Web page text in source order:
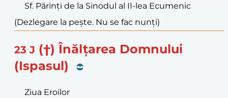
Sf. Părinți de la Sinodul al II-lea Ecumenic
(Dezlegare la pește. Nu se fac nunți)
23 J (†) Înălțarea Domnului
(Ispasul)
Ziua Eroilor